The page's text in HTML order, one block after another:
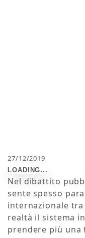
27/12/2019
Nel dibattito
sente spesso
internazionale
realtà il sistema
prendere più